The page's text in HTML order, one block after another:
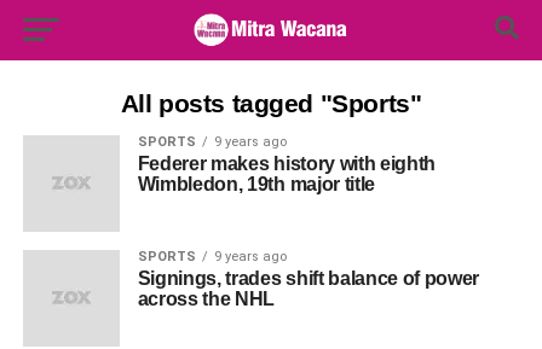
for:
All posts tagged "Sports"
SPORTS 9 years ago
Federer makes history with eighth
Wimbledon, 19th major title
SPORTS 9 years ago
Signings, trades shift balance of power
across the NHL